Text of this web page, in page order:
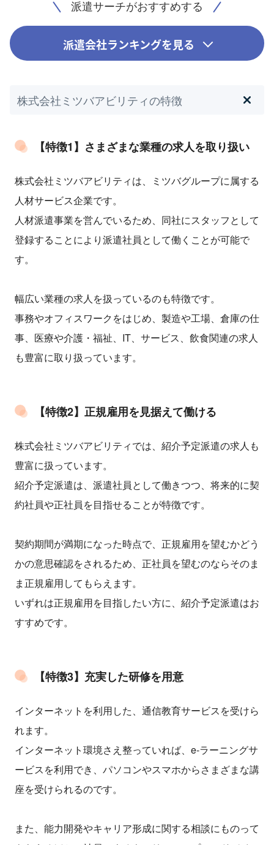
派遣サーチがおすすめする
派遣会社ランキングを見る
株式会社ミツバアビリティの特徴
【特徴1】さまざまな業種の求人を取り扱い
株式会社ミツバアビリティは、ミツバグループに属する
人材サービス企業です。
人材派遣事業を営んでいるため、同社にスタッフとして
登録することにより派遣社員として働くことが可能で
す。
幅広い業種の求人を扱っているのも特徴です。
事務やオフィスワークをはじめ、製造や工場、倉庫の仕
事、医療や介護・福祉、IT、サービス、飲食関連の求人
も豊富に取り扱っています。
【特徴2】正規雇用を見据えて働ける
株式会社ミツバアビリティでは、紹介予定派遣の求人も
豊富に扱っています。
紹介予定派遣は、派遣社員として働きつつ、将来的に契
約社員や正社員を目指せることが特徴です。
契約期間が満期になった時点で、正規雇用を望むかどう
かの意思確認をされるため、正社員を望むのならそのま
ま正規雇用してもらえます。
いずれは正規雇用を目指したい方に、紹介予定派遣はお
すすめです。
【特徴3】充実した研修を用意
インターネットを利用した、通信教育サービスを受けら
れます。
インターネット環境さえ整っていれば、e-ラーニングサ
ービスを利用でき、パソコンやスマホからさまざまな講
座を受けられるのです。
また、能力開発やキャリア形成に関する相談にものって